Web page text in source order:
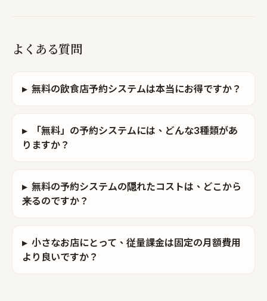
よくある質問
▸ 無料の飲食店予約システムは本当にお得ですか？
▸
「無料」の予約システムには、どんな3種類があ
りますか？
▸ 無料の予約システムの隠れたコストは、どこから
来るのですか？
▸ 小さなお店にとって、従量課金は固定の月額費用
より良いですか？